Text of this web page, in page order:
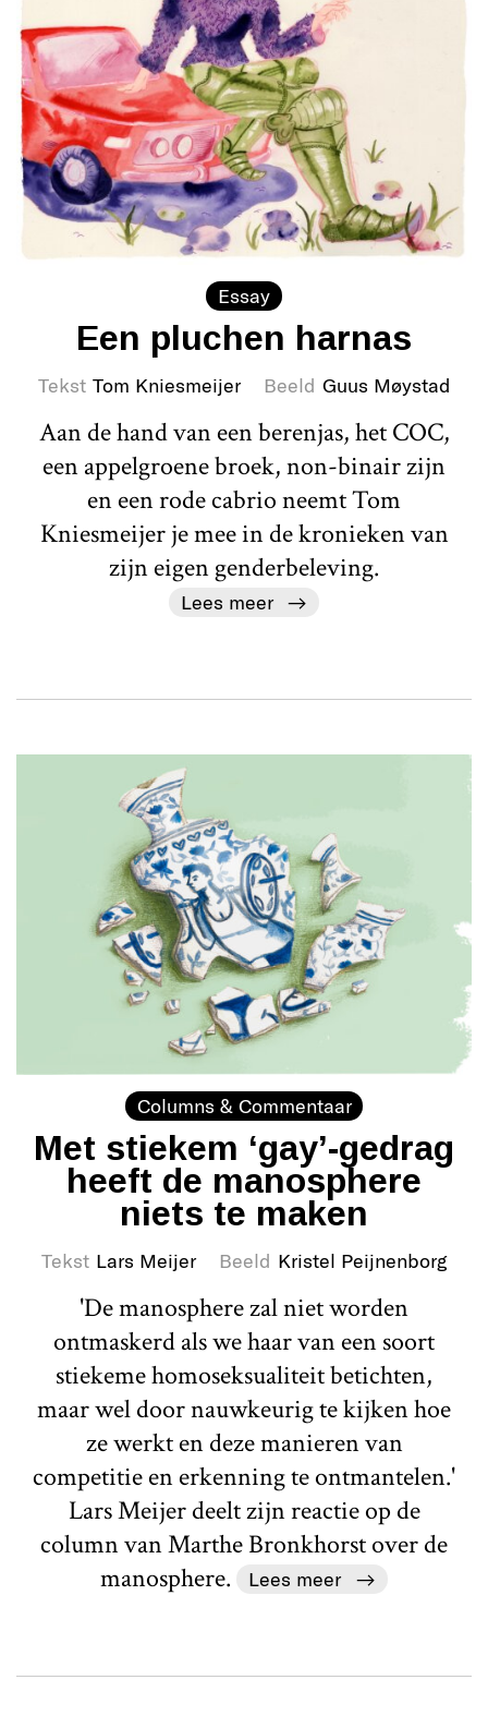
Essay
Een pluchen harnas
Tekst Tom Kniesmeijer Beeld Guus Møystad
Aan de hand van een berenjas, het COC,
een appelgroene broek, non-binair zijn
en een rode cabrio neemt Tom
Kniesmeijer je mee in de kronieken van
zijn eigen genderbeleving.
Lees meer
Columns & Commentaar
Met stiekem ‘gay’-gedrag
heeft de manosphere
niets te maken
Tekst Lars Meijer Beeld Kristel Peijnenborg
'De manosphere zal niet worden
ontmaskerd als we haar van een soort
stiekeme homoseksualiteit betichten,
maar wel door nauwkeurig te kijken hoe
ze werkt en deze manieren van
competitie en erkenning te ontmantelen.'
Lars Meijer deelt zijn reactie op de
column van Marthe Bronkhorst over de
manosphere.
Lees meer